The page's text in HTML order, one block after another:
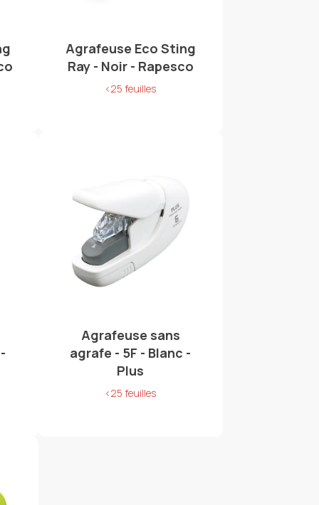
Agrafeuse Eco Sting
Ray - Noir - Rapesco
<25 feuilles
Agrafeuse sans
agrafe - 5F - Blanc -
Plus
<25 feuilles